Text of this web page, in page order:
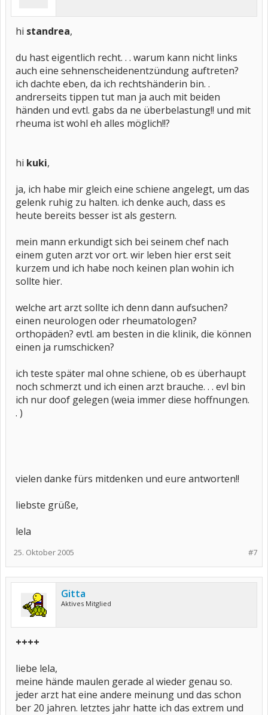
hi standrea,
du hast eigentlich recht. . . warum kann nicht links
auch eine sehnenscheidenentzündung auftreten?
ich dachte eben, da ich rechtshänderin bin. .
andrerseits tippen tut man ja auch mit beiden
händen und evtl. gabs da ne überbelastung!! und mit
rheuma ist wohl eh alles möglich!!?
hi kuki,
ja, ich habe mir gleich eine schiene angelegt, um das
gelenk ruhig zu halten. ich denke auch, dass es
heute bereits besser ist als gestern.
mein mann erkundigt sich bei seinem chef nach
einem guten arzt vor ort. wir leben hier erst seit
kurzem und ich habe noch keinen plan wohin ich
sollte hier.
welche art arzt sollte ich denn dann aufsuchen?
einen neurologen oder rheumatologen?
orthopäden? evtl. am besten in die klinik, die können
einen ja rumschicken?
ich teste später mal ohne schiene, ob es überhaupt
noch schmerzt und ich einen arzt brauche. . . evl bin
ich nur doof gelegen (weia immer diese hoffnungen.
. )
vielen danke fürs mitdenken und eure antworten!!
liebste grüße,
lela
#7
25. Oktober 2005
Gitta
Aktives Mitglied
++++
liebe lela,
meine hände maulen gerade al wieder genau so.
jeder arzt hat eine andere meinung und das schon
ber 20 jahren. letztes jahr hatte ich das extrem und